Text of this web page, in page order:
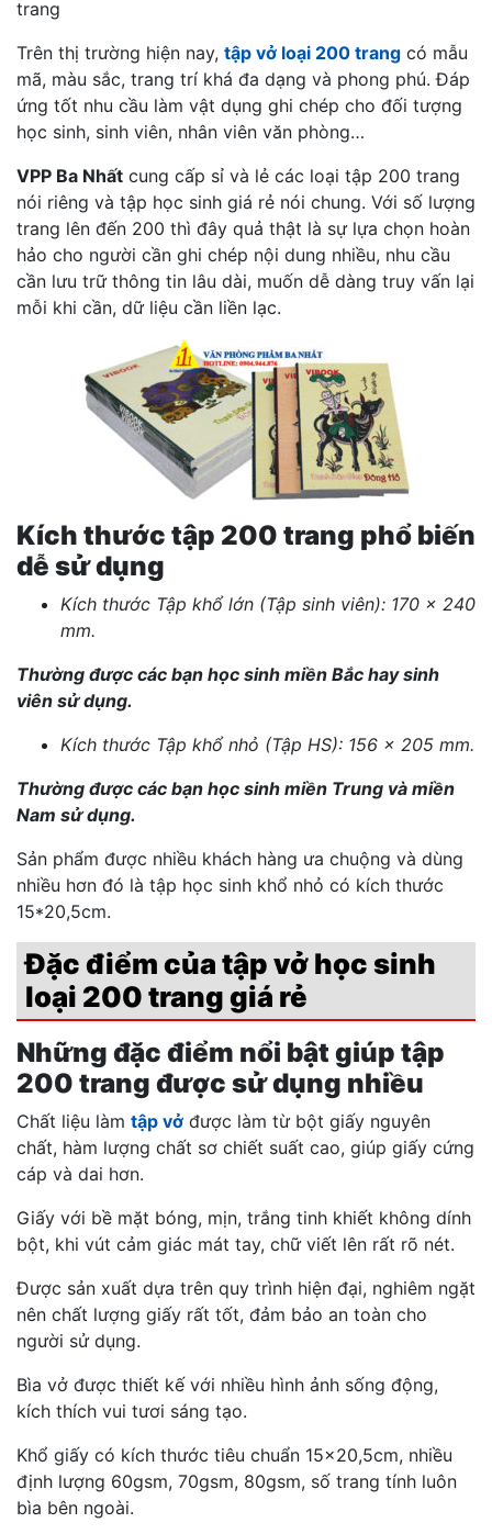
trang
Trên thị trường hiện nay, tập vở loại 200 trang có mẫu
mã, màu sắc, trang trí khá đa dạng và phong phú. Đáp
ứng tốt nhu cầu làm vật dụng ghi chép cho đối tượng
học sinh, sinh viên, nhân viên văn phòng…
VPP Ba Nhất cung cấp sỉ và lẻ các loại tập 200 trang
nói riêng và tập học sinh giá rẻ nói chung. Với số lượng
trang lên đến 200 thì đây quả thật là sự lựa chọn hoàn
hảo cho người cần ghi chép nội dung nhiều, nhu cầu
cần lưu trữ thông tin lâu dài, muốn dễ dàng truy vấn lại
mỗi khi cần, dữ liệu cần liền lạc.
Kích thước tập 200 trang phổ biến
dễ sử dụng
Kích thước Tập khổ lớn (Tập sinh viên): 170 x 240
mm.
Thường được các bạn học sinh miền Bắc hay sinh
viên sử dụng.
Kích thước Tập khổ nhỏ (Tập HS): 156 x 205 mm.
Thường được các bạn học sinh miền Trung và miền
Nam sử dụng.
Sản phẩm được nhiều khách hàng ưa chuộng và dùng
nhiều hơn đó là tập học sinh khổ nhỏ có kích thước
15*20,5cm.
Đặc điểm của tập vở học sinh
loại 200 trang giá rẻ
Những đặc điểm nổi bật giúp tập
200 trang được sử dụng nhiều
Chất liệu làm tập vở được làm từ bột giấy nguyên
chất, hàm lượng chất sơ chiết suất cao, giúp giấy cứng
cáp và dai hơn.
Giấy với bề mặt bóng, mịn, trắng tinh khiết không dính
bột, khi vút cảm giác mát tay, chữ viết lên rất rõ nét.
Được sản xuất dựa trên quy trình hiện đại, nghiêm ngặt
nên chất lượng giấy rất tốt, đảm bảo an toàn cho
người sử dụng.
Bìa vở được thiết kế với nhiều hình ảnh sống động,
kích thích vui tươi sáng tạo.
Khổ giấy có kích thước tiêu chuẩn 15×20,5cm, nhiều
định lượng 60gsm, 70gsm, 80gsm, số trang tính luôn
bìa bên ngoài.